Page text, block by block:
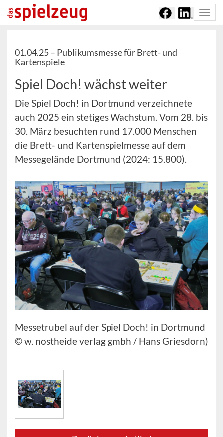
01.04.25 – Publikumsmesse für Brett- und
Kartenspiele
Spiel Doch! wächst weiter
Die Spiel Doch! in Dortmund verzeichnete
auch 2025 ein stetiges Wachstum. Vom 28. bis
30. März besuchten rund 17.000 Menschen
die Brett- und Kartenspielmesse auf dem
Messegelände Dortmund (2024: 15.800).
Messetrubel auf der Spiel Doch! in Dortmund
© w. nostheide verlag gmbh / Hans Griesdorn)